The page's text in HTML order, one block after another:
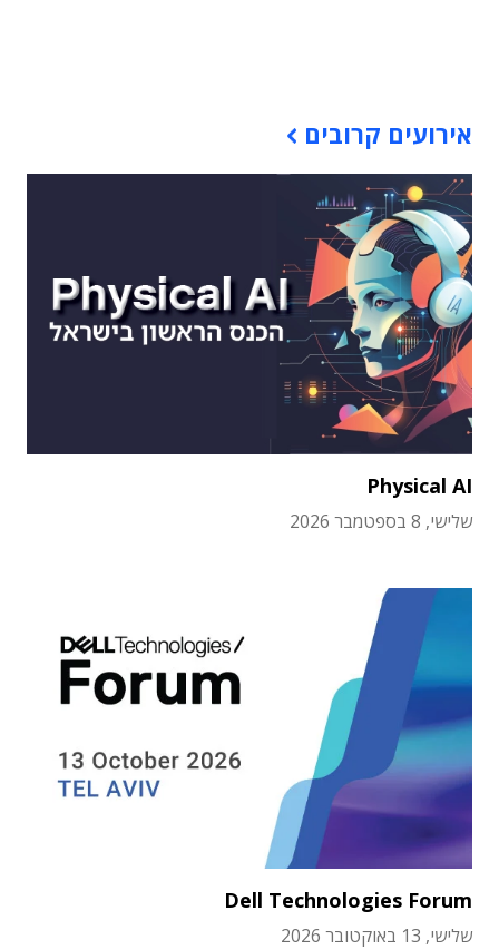
אירועים קרובים
Physical AI
שלישי, 8 בספטמבר 2026
Dell Technologies Forum
שלישי, 13 באוקטובר 2026